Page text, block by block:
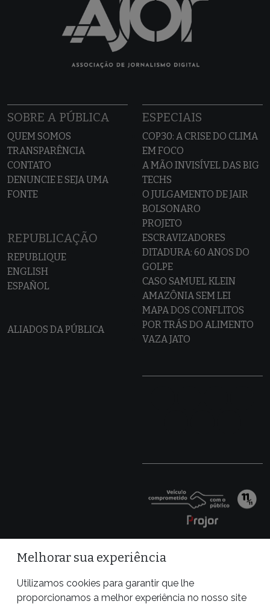
SOBRE A PÚBLICA
QUEM SOMOS
TRANSPARÊNCIA
CONTATO
DENUNCIE E SEJA UMA
FONTE
REPUBLICAÇÃO
REPUBLIQUE
ENGLISH
ESPAÑOL
ALIADOS DA PÚBLICA
ESPECIAIS
COP30: A CRISE DO CLIMA
EM FOCO
A MÃO INVISÍVEL DAS BIG
TECHS
O JULGAMENTO DE JAIR
BOLSONARO
PROJETO
ESCRAVIZADORES
DITADURA: 60 ANOS DO
GOLPE
CASO SAMUEL KLEIN
AMAZÔNIA SEM LEI
MAPA DOS CONFLITOS
POR TRÁS DO ALIMENTO
VAZA JATO
Melhorar sua experiência
Utilizamos cookies para garantir que lhe
proporcionamos a melhor experiência no nosso site